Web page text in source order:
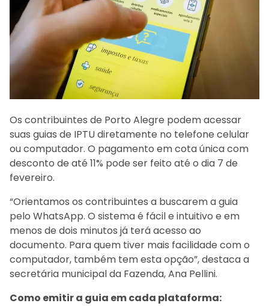
Os contribuintes de Porto Alegre podem acessar
suas guias de IPTU diretamente no telefone celular
ou computador. O pagamento em cota única com
desconto de até 11% pode ser feito até o dia 7 de
fevereiro.
“Orientamos os contribuintes a buscarem a guia
pelo WhatsApp. O sistema é fácil e intuitivo e em
menos de dois minutos já terá acesso ao
documento. Para quem tiver mais facilidade com o
computador, também tem esta opção”, destaca a
secretária municipal da Fazenda, Ana Pellini.
Como emitir a guia em cada plataforma: